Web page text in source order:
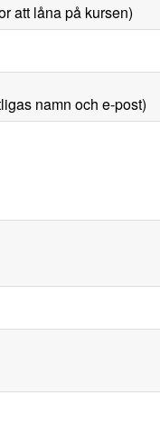
att låna på kursen)
namn och e-post)